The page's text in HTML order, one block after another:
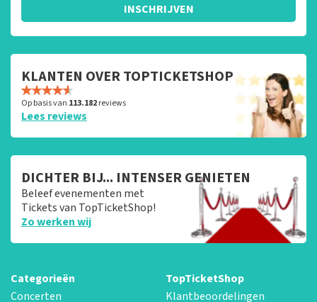
INSCHRIJVEN
KLANTEN OVER TOPTICKETSHOP
Op basis van 113.182reviews
Lees reviews
DICHTER BIJ... INTENSER GENIETEN
Beleef evenementen met
Tickets van TopTicketShop!
Zo werken wij
Categorieën
Concerten
TopTicketShop
Klantbeoordelingen